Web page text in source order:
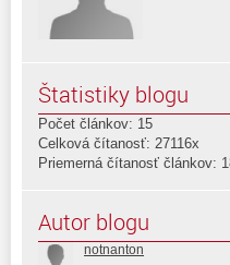
Štatistiky blogu
Počet článkov: 15
Celková čítanosť: 27116x
Priemerná čítanosť článkov:
Autor blogu
notnanton